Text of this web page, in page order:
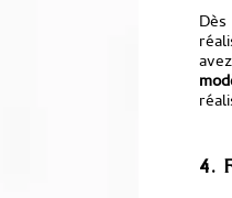
4.